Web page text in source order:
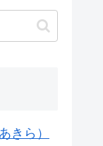
きら）